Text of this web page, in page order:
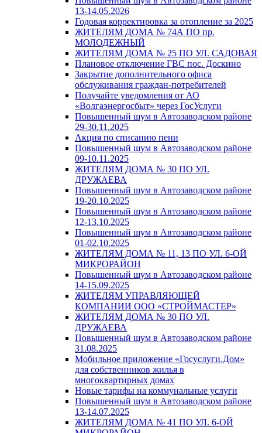
13-14.05.2026
Годовая корректировка за отопление за 2025
ЖИТЕЛЯМ ДОМА № 74А ПО пр.
МОЛОДЕЖНЫЙ
ЖИТЕЛЯМ ДОМА № 25 ПО УЛ. САДОВАЯ
Плановое отключение ГВС пос. Доскино
Закрытие дополнительного офиса
обслуживания граждан-потребителей
Получайте уведомления от АО
«Волгаэнергосбыт» через ГосУслуги
Повышенный шум в Автозаводском районе
29-30.11.2025
Акция по списанию пени
Повышенный шум в Автозаводском районе
09-10.11.2025
ЖИТЕЛЯМ ДОМА № 30 ПО УЛ.
ДРУЖАЕВА
Повышенный шум в Автозаводском районе
19-20.10.2025
Повышенный шум в Автозаводском районе
12-13.10.2025
Повышенный шум в Автозаводском районе
01-02.10.2025
ЖИТЕЛЯМ ДОМА № 11, 13 ПО УЛ. 6-ОЙ
МИКРОРАЙОН
Повышенный шум в Автозаводском районе
14-15.09.2025
ЖИТЕЛЯМ УПРАВЛЯЮЩЕЙ
КОМПАНИИ ООО «СТРОЙМАСТЕР»
ЖИТЕЛЯМ ДОМА № 30 ПО УЛ.
ДРУЖАЕВА
Повышенный шум в Автозаводском районе
31.08.2025
Мобильное приложение «Госуслуги.Дом»
для собственников жилья в
многоквартирных домах
Новые тарифы на коммунальные услуги
Повышенный шум в Автозаводском районе
13-14.07.2025
ЖИТЕЛЯМ ДОМА № 41 ПО УЛ. 6-ОЙ